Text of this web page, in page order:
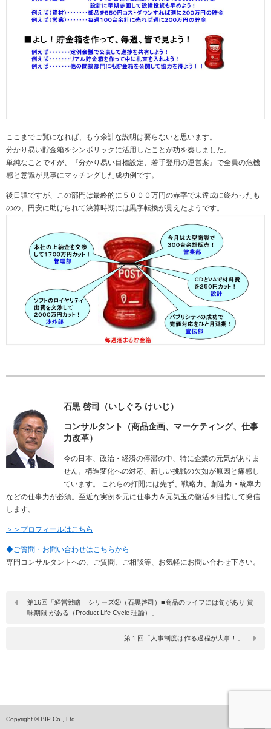
ここまでご覧になれば、もう余計な説明は要らないと思います。
分かり易い貯金箱をシンボリックに活用したことが功を奏しました。
単純なことですが、『分かり易い目標設定、若手登用の運営案』で全員の危機
感と意識が見事にマッチングした成功例です。
後日譚ですが、この部門は最終的に５０００万円の赤字で未達成に終わったも
のの、円安に助けられて決算時期には黒字転換が見えたようです。
石黒 啓司（いしぐろ けいじ）
コンサルタント（商品企画、マーケティング、仕事
力改革）
今の日本、政治・経済の停滞の中、特に企業の元気がありま
せん。構造変化への対応、新しい挑戦の欠如が原因と痛感し
ています。 これらの打開には先ず、戦略力、創造力・統率力
などの仕事力が必須。至近な実例を元に仕事力＆元気玉の復活を目指して発信
します。
＞＞プロフィールはこちら
◆ご質問・お問い合わせはこちらから
専門コンサルタントへの、ご質問、ご相談等、お気軽にお問い合わせ下さい。
第16回「経営戦略 シリーズ②（石黒啓司）■商品のライフには旬があり 賞
味期限 がある（Product Life Cycle 理論）」
第１回「人事制度は作る過程が大事！」
Copyright © BIP Co., Ltd